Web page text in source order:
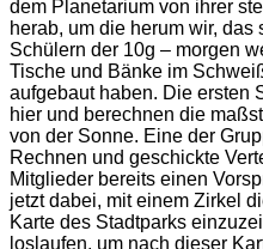
dem Planetarium von ihrer
herab, um die herum wir,
Schülern der 10g – morgen
Tische und Bänke im
aufgebaut haben. Die ersten
hier und berechnen die
von der Sonne. Eine der
Rechnen und geschickte
Mitglieder bereits einen
jetzt dabei, mit einem Zirkel
Karte des Stadtparks
loslaufen, um nach dieser